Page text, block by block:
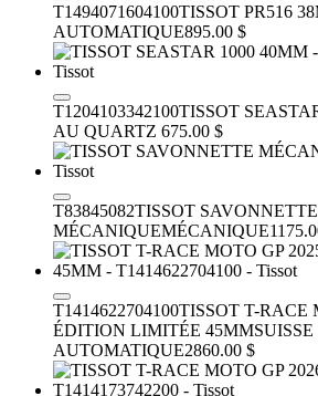
T1494071604100TISSOT PR516
AUTOMATIQUE895.00 $
T1204103342100TISSOT
AU QUARTZ 675.00 $
T83845082TISSOT SAVONNETTE
MÉCANIQUEMÉCANIQUE
T1414622704100TISSOT T-RACE
ÉDITION LIMITÉE 45MMSUISSE
AUTOMATIQUE2860.00 $